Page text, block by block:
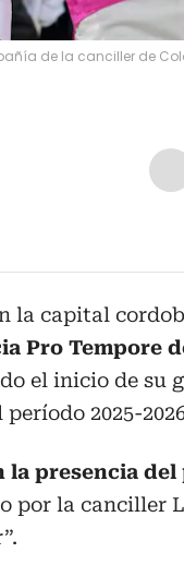
de la canciller de
la capital
Pro Tempore
el inicio de su
2025-
la presencia
por la canciller